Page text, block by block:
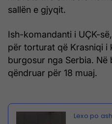
sallën e gjyqit.
Ish-komandanti i UÇK-
për torturat që Krasniqi i
burgosur nga Serbia. Në
qëndruar për 18 muaj.